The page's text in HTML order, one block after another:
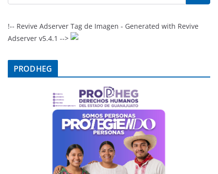
!-- Revive Adserver Tag de Imagen - Generated with Revive
Adserver v5.4.1 -->
PRODHEG